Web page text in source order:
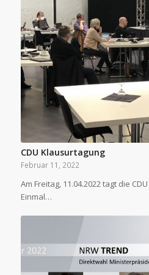
CDU Klausurtagung
Februar 11, 2022
Einmal…